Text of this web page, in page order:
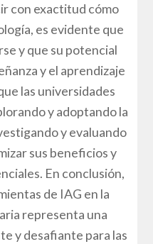
con exactitud cómo
es evidente que
y que su potencial
y el aprendizaje
las universidades
y adoptando la
y evaluando
sus beneficios y
En conclusión,
de IAG en la
representa una
y desafiante para las